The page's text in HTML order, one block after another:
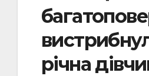
річна